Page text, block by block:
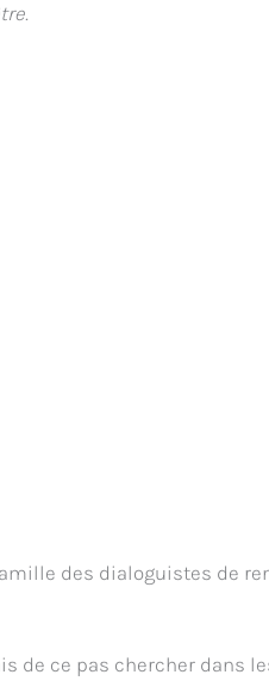
des dialoguistes de
de ce pas chercher dans